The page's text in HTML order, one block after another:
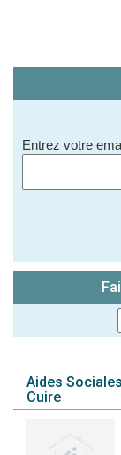
Entrez votre
Aides
Cuire